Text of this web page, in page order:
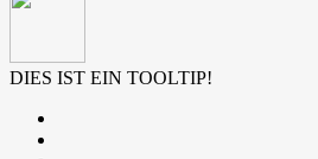
DIES IST EIN TOOLTIP!